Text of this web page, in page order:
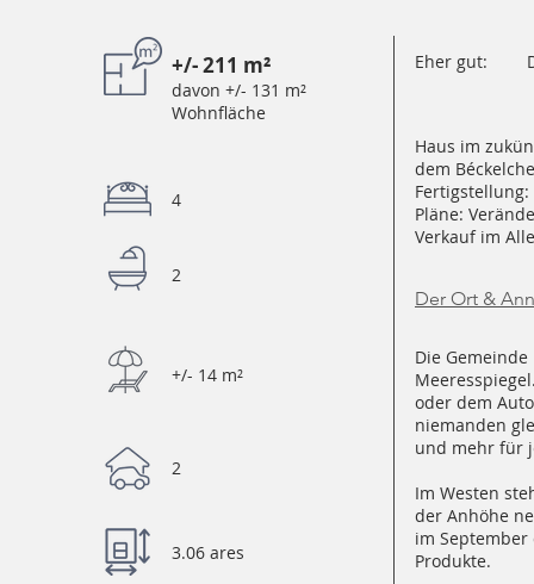
+/- 211 m²
davon +/- 131 m²
Wohnfläche
4
2
+/- 14 m²
2
3.06 ares
Haus im
dem
Pläne:
Verkauf im
Eher gut:
Der Ort &
Die
oder dem
niemanden
und mehr für
Im Westen
der Anhöhe
im
Produkte.